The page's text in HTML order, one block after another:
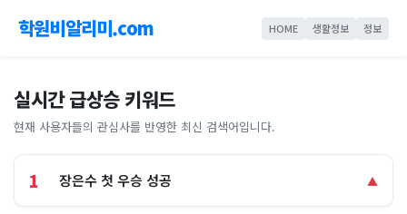
학원비알리미.com HOME 생활정보 정보
실시간 급상승 키워드
현재 사용자들의 관심사를 반영한 최신 검색어입니다.
1 장은수 첫 우승 성공 ▲